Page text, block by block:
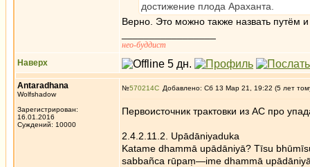
достижение плода Араханта.
Верно. Это можно также назвать путём
нео-буддист
Наверх
Antaradhana
Wolfshadow
Зарегистрирован:
16.01.2016
Суждений: 10000
№570214 Добавлено: Сб 13 Мар 21, 19:22 (5 лет
Первоисточник трактовки из АС про
2.4.2.11.2. Upādāniyaduka
Katame dhammā upādāniyā? Tīsu
sabbañca rūpaṃ—ime dhammā